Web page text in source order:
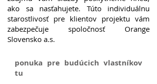
ako sa nasťahujete. Túto individuálnu
starostlivosť pre klientov projektu vám
zabezpečuje spoločnosť Orange
Slovensko a.s.
ponuka pre budúcich vlastníkov
tu